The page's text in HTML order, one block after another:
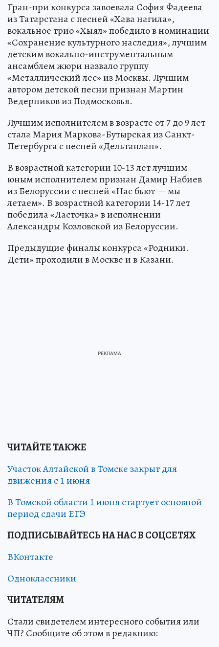
Гран-при конкурса завоевала София Фадеева
из Татарстана с песней «Хава нагила»,
вокальное трио «Хыял» победило в номинации
«Сохранение культурного наследия», лучшим
детским вокально-инструментальным
ансамблем жюри назвало группу
«Металлический лес» из Москвы. Лучшим
автором детской песни признан Мартин
Ведерников из Подмосковья.
Лучшим исполнителем в возрасте от 7 до 9 лет
стала Мария Маркова-Бутырская из Санкт-
Петербурга с песней «Дельтаплан».
В возрастной категории 10-13 лет лучшим
юным исполнителем признан Дамир Набиев
из Белоруссии с песней «Нас бьют — мы
летаем». В возрастной категории 14-17 лет
победила «Ласточка» в исполнении
Александры Козловской из Белоруссии.
Предыдущие финалы конкурса «Родники.
Дети» проходили в Москве и в Казани.
ЧИТАЙТЕ ТАКЖЕ
Участок Алтайской в Томске закрыт для
движения с 1 июня
В Томской области 1 июня стартует основной
период сдачи ЕГЭ
ПОДПИСЫВАЙТЕСЬ НА НАС В СОЦСЕТЯХ
ВКонтакте
Одноклассники
ЧИТАТЕЛЯМ
Стали свидетелем интересного события или
ЧП? Сообщите об этом в редакцию: